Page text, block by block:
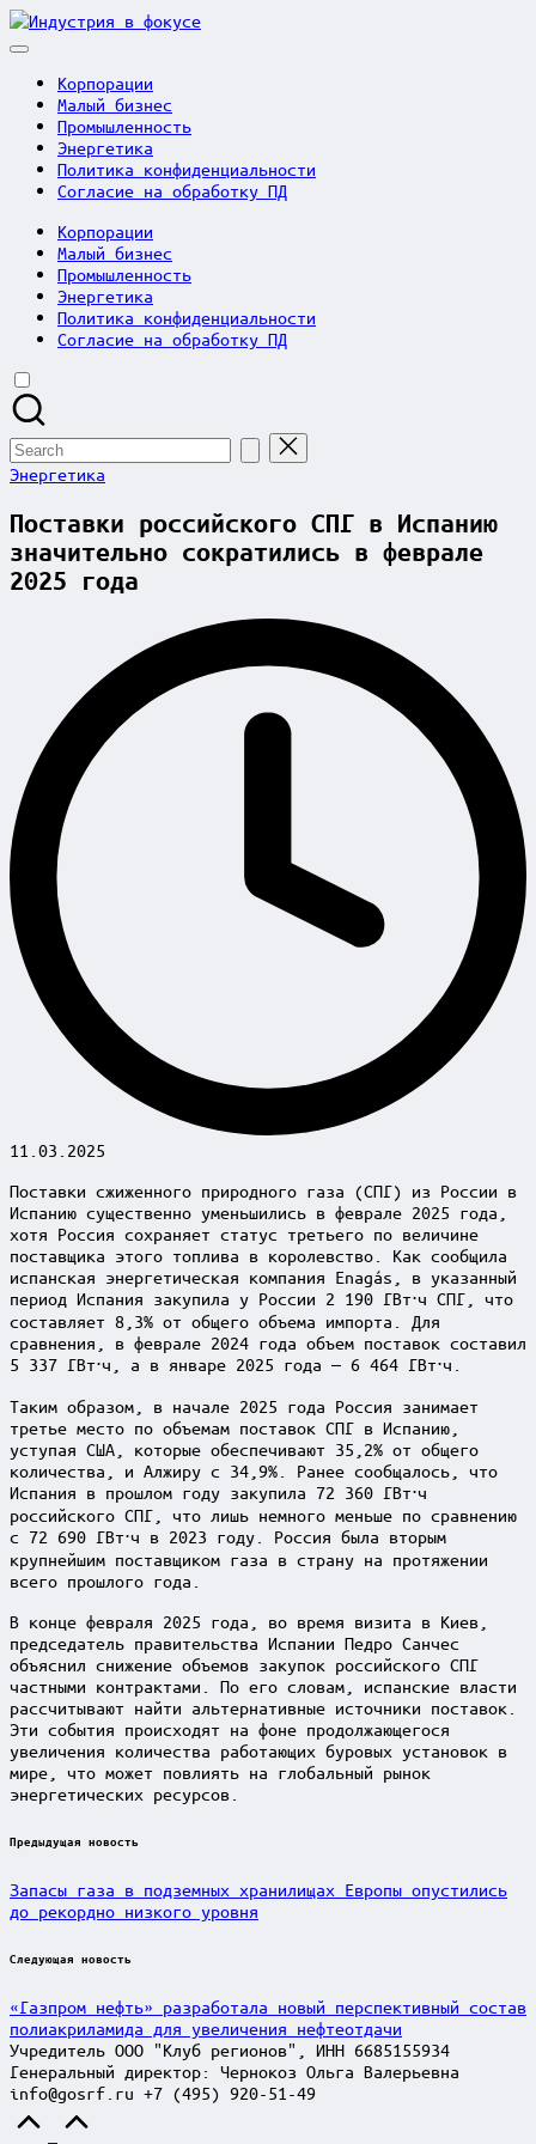
Skip
to
Индустрия
Корпорации
Малый бизнес
Промышленность
Энергетика
Политика конфиденциальности
Согласие на обработку ПД
Корпорации
Малый бизнес
Промышленность
Энергетика
Политика конфиденциальности
Согласие на обработку ПД
Search
for:
Posted
Энергетика
Поставки российского СПГ в Испанию
значительно сократились в феврале
2025 года
11.03.2025
Поставки сжиженного природного газа (СПГ) из России в
Испанию существенно уменьшились в феврале 2025 года,
хотя Россия сохраняет статус третьего по величине
поставщика этого топлива в королевство. Как сообщила
испанская энергетическая компания Enagás, в указанный
период Испания закупила у России 2 190 ГВт⋅ч СПГ, что
составляет 8,3% от общего объема импорта. Для
сравнения, в феврале 2024 года объем поставок составил
5 337 ГВт⋅ч, а в январе 2025 года — 6 464 ГВт⋅ч.
Таким образом, в начале 2025 года Россия занимает
третье место по объемам поставок СПГ в Испанию,
уступая США, которые обеспечивают 35,2% от общего
количества, и Алжиру с 34,9%. Ранее сообщалось, что
Испания в прошлом году закупила 72 360 ГВт⋅ч
российского СПГ, что лишь немного меньше по сравнению
с 72 690 ГВт⋅ч в 2023 году. Россия была вторым
крупнейшим поставщиком газа в страну на протяжении
всего прошлого года.
В конце февраля 2025 года, во время визита в Киев,
председатель правительства Испании Педро Санчес
объяснил снижение объемов закупок российского СПГ
частными контрактами. По его словам, испанские власти
рассчитывают найти альтернативные источники поставок.
Эти события происходят на фоне продолжающегося
увеличения количества работающих буровых установок в
мире, что может повлиять на глобальный рынок
энергетических ресурсов.
Post
Предыдущая новость
Запасы газа в подземных хранилищах Европы опустились
до рекордно низкого уровня
Следующая новость
«Газпром нефть» разработала новый перспективный состав
полиакриламида для увеличения нефтеотдачи
Учредитель ООО "Клуб регионов", ИНН 6685155934
Генеральный директор: Чернокоз Ольга Валерьевна
info@gosrf.ru +7 (495) 920-51-49